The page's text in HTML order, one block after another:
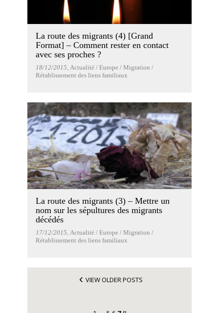
La route des migrants (4) [Grand
Format] – Comment rester en contact
avec ses proches ?
18/12/2015, Actualité / Europe / Migration /
Rétablissement des liens familiaux
La route des migrants (3) – Mettre un
nom sur les sépultures des migrants
décédés
17/12/2015, Actualité / Europe / Migration /
Rétablissement des liens familiaux
VIEW OLDER POSTS